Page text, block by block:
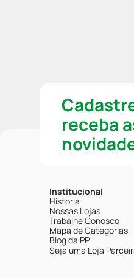
receba
Institucional
História
Nossas Lojas
Trabalhe Conosco
Mapa de Categorias
Blog da PP
Seja uma Loja